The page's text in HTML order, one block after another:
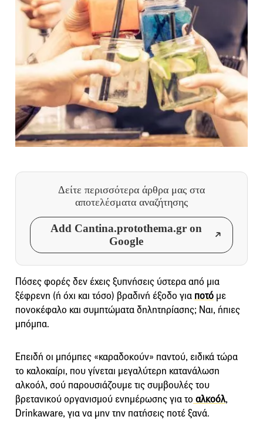
Δείτε περισσότερα άρθρα μας στα
αποτελέσματα αναζήτησης
Add Cantina.protothema.gr on
Google
Πόσες φορές δεν έχεις ξυπνήσεις ύστερα από μια
ξέφρενη (ή όχι και τόσο) βραδινή έξοδο για ποτό με
πονοκέφαλο και συμπτώματα δηλητηρίασης; Ναι, ήπιες
μπόμπα.
Επειδή οι μπόμπες «καραδοκούν» παντού, ειδικά τώρα
το καλοκαίρι, που γίνεται μεγαλύτερη κατανάλωση
αλκοόλ, σού παρουσιάζουμε τις συμβουλές του
βρετανικού οργανισμού ενημέρωσης για το αλκοόλ,
Drinkaware, για να μην την πατήσεις ποτέ ξανά.